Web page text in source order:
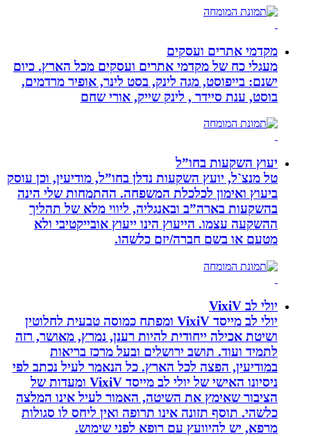
מקדמי אתרים ועסקים
מעגלי כח של מקדמי אתרים ועסקים מכל הארץ. כיום
ישנם: בייפוסט, מגה לינק, בסט לינר, אופיר מרדמים,
בוסט, ענת סיידר , לינק שייק, אורי שחם
יעוץ השקעות בחו”ל
טל מנצ`ל, יועץ השקעות נדלן בחו”ל, מודיעין, וכן עוסק
ביעוץ ואימון לכלכלת המשפחה. ההתמחות שלי הינה
בהשקעות בארה”ב ובאנגליה, ליווי מלא של תהליך
ההשקעה עצמו. הייעוץ הינו ייעוץ אובייקטיבי ולא
מטעם או בשם חברה/יזם כלשהו.
יולי לב VixiV
יולי לב מייסד VixiV ומפתח כמוסה טבעית לחלוטין
ושיטת אכילה ייחודית להיות רענן, נמרץ, מאושר, רזה
לתמיד ועוד. תושב ירושלים ובעל מרכז בריאות
במודיעין, הפצה לכל הארץ. כל הנאמר לעיל נכתב לפי
ניסיונו האישי של יולי לב מייסד VixiV ומעדות של
הציבור שאימץ את השיטה, האמור לעיל אינו המלצה
כלשהי. תוסף תזונה אינו תרופה ואין ליחס לו סגולות
מרפא, יש להיוועץ עם רופא לפני שימוש.